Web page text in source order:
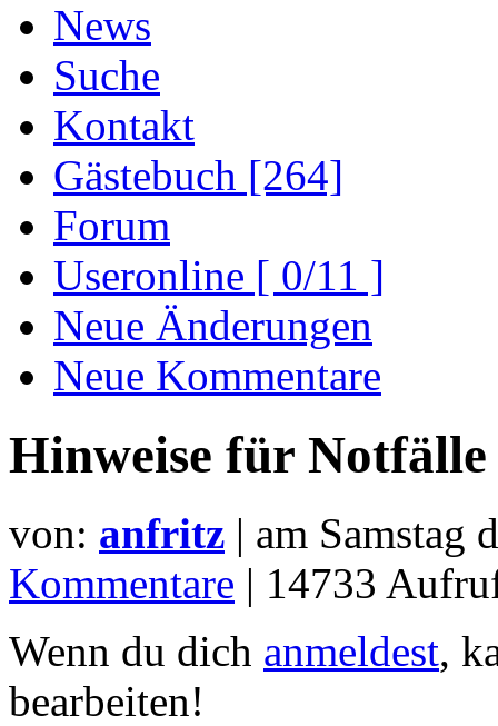
News
Suche
Kontakt
Gästebuch [264]
Forum
Useronline [ 0/11 ]
Neue Änderungen
Neue Kommentare
Hinweise für
von: anfritz | am Samstag
Kommentare | 14733
Wenn du dich anmeldest,
bearbeiten!